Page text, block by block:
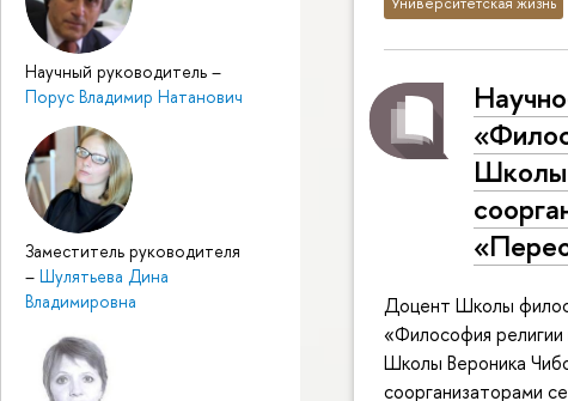
Научный руководитель –
Порус Владимир Натанович
Заместитель руководителя
– Шулятьева Дина
Владимировна
Школы
Доцент Школы
«Философия
Школы Вероника
соорганизаторами